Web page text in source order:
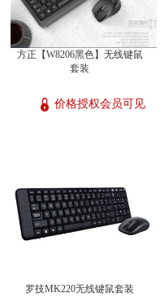
方正【W8206黑色】无线键鼠
套装
价格授权会员可见
罗技MK220无线键鼠套装